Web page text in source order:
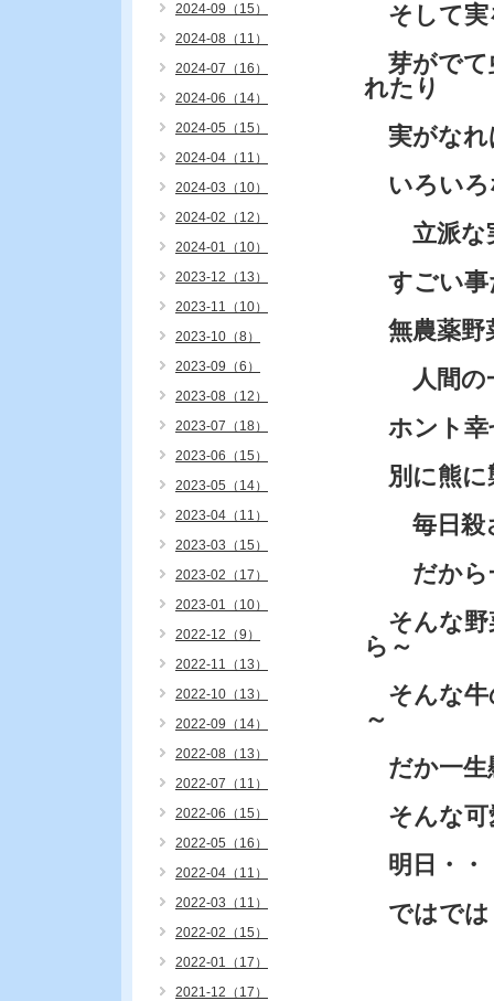
そして実
芽がでて
れたり
実がなれ
いろいろ
立派な
すごい事
無農薬野
人間の一
ホント幸
別に熊に
毎日殺さ
だから一
そんな野
ら～
そんな牛
～
だか一生
そんな可
明日・・
ではでは
2024-09（15）
2024-08（11）
2024-07（16）
2024-06（14）
2024-05（15）
2024-04（11）
2024-03（10）
2024-02（12）
2024-01（10）
2023-12（13）
2023-11（10）
2023-10（8）
2023-09（6）
2023-08（12）
2023-07（18）
2023-06（15）
2023-05（14）
2023-04（11）
2023-03（15）
2023-02（17）
2023-01（10）
2022-12（9）
2022-11（13）
2022-10（13）
2022-09（14）
2022-08（13）
2022-07（11）
2022-06（15）
2022-05（16）
2022-04（11）
2022-03（11）
2022-02（15）
2022-01（17）
2021-12（17）